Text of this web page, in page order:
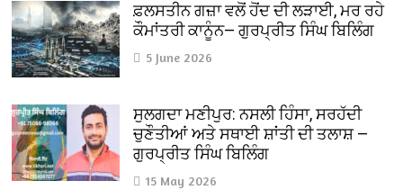
ਫ਼ਲਸਤੀਨ ਗਜ਼ਾ ਵਲੋਂ ਹੋਂਦ ਦੀ ਲੜਾਈ, ਮਰ ਰਹੇ
ਕੌਮਾਂਤਰੀ ਕਾਨੂੰਨ— ਗੁਰਪ੍ਰੀਤ ਸਿੰਘ ਬਿਲਿੰਗ
5 June 2026
ਸੁਲਗਦਾ ਮਣੀਪੁਰ: ਨਸਲੀ ਹਿੰਸਾ, ਸਰਹੱਦੀ
ਚੁਣੌਤੀਆਂ ਅਤੇ ਸਥਾਈ ਸ਼ਾਂਤੀ ਦੀ ਤਲਾਸ਼ —
ਗੁਰਪ੍ਰੀਤ ਸਿੰਘ ਬਿਲਿੰਗ
15 May 2026